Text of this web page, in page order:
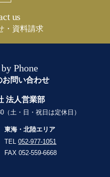
us
・資料請求
Phone
お問い合わせ
法人営業部
土・日・祝日は定休日）
東海・北陸エリア
TEL052-977-1051
FAX 052-559-6668